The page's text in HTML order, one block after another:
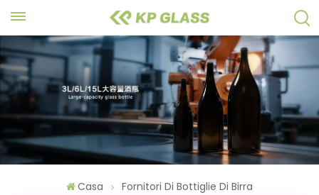
Casa Fornitori Di Bottiglie Di Birra